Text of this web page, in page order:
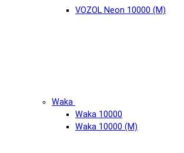
VOZOL Neon 10000 (М)
Waka
Waka 10000
Waka 10000 (М)